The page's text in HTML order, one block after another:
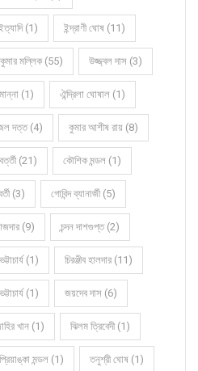
(1) ইন্দ্রাণী ঘোষ (11)
মল্লিক (55) উজ্জ্বল দাস (3)
(1) ঐন্দ্রিলা ঘোষাল (1)
দত্ত (4) কুমার আশীষ রায় (8)
(21) কৌশিক মন্ডল (1)
(3) গোবিন্দ ব্যানার্জী (5)
(9) চন্দন দাশগুপ্ত (2)
(1) চিরঞ্জীব হালদার (11)
(1) জয়দেব দাস (6)
খান (1) ঝিলম ত্রিবেদী (1)
মন্ডল (1) তনুশ্রী ঘোষ (1)